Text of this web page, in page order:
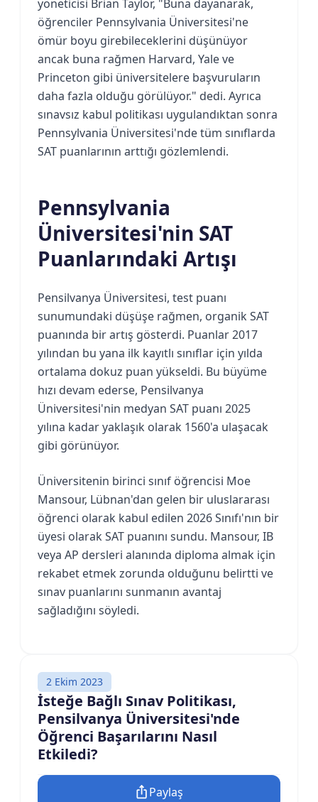
yöneticisi Brian Taylor, "Buna dayanarak,
öğrenciler Pennsylvania Üniversitesi'ne
ömür boyu girebileceklerini düşünüyor
ancak buna rağmen Harvard, Yale ve
Princeton gibi üniversitelere başvuruların
daha fazla olduğu görülüyor." dedi. Ayrıca
sınavsız kabul politikası uygulandıktan sonra
Pennsylvania Üniversitesi'nde tüm sınıflarda
SAT puanlarının arttığı gözlemlendi.
Pennsylvania
Üniversitesi'nin SAT
Puanlarındaki Artışı
Pensilvanya Üniversitesi, test puanı
sunumundaki düşüşe rağmen, organik SAT
puanında bir artış gösterdi. Puanlar 2017
yılından bu yana ilk kayıtlı sınıflar için yılda
ortalama dokuz puan yükseldi. Bu büyüme
hızı devam ederse, Pensilvanya
Üniversitesi'nin medyan SAT puanı 2025
yılına kadar yaklaşık olarak 1560'a ulaşacak
gibi görünüyor.
Üniversitenin birinci sınıf öğrencisi Moe
Mansour, Lübnan'dan gelen bir uluslararası
öğrenci olarak kabul edilen 2026 Sınıfı'nın bir
üyesi olarak SAT puanını sundu. Mansour, IB
veya AP dersleri alanında diploma almak için
rekabet etmek zorunda olduğunu belirtti ve
sınav puanlarını sunmanın avantaj
sağladığını söyledi.
2 Ekim 2023
İsteğe Bağlı Sınav Politikası,
Pensilvanya Üniversitesi'nde
Öğrenci Başarılarını Nasıl
Etkiledi?
Paylaş